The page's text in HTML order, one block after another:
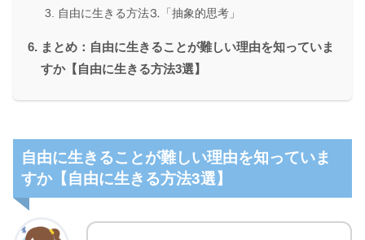
自由に生きる方法⒊「抽象的思考」
まとめ：自由に生きることが難しい理由を知っていま
すか【自由に生きる方法3選】
自由に生きることが難しい理由を知っていま
すか【自由に生きる方法3選】